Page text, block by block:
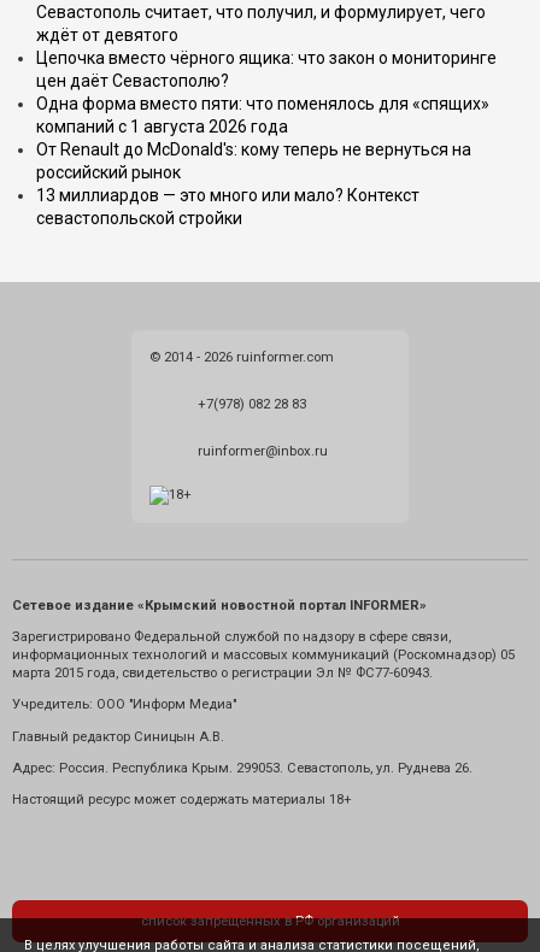
Севастополь считает, что получил, и формулирует, чего
ждёт от девятого
Цепочка вместо чёрного ящика: что закон о мониторинге
цен даёт Севастополю?
Одна форма вместо пяти: что поменялось для «спящих»
компаний с 1 августа 2026 года
От Renault до McDonald's: кому теперь не вернуться на
российский рынок
13 миллиардов — это много или мало? Контекст
севастопольской стройки
© 2014 - 2026 ruinformer.com
+7(978) 082 28 83
ruinformer@inbox.ru
Сетевое издание «Крымский новостной портал INFORMER»
Зарегистрировано Федеральной службой по надзору в сфере связи,
информационных технологий и массовых коммуникаций (Роскомнадзор) 05
марта 2015 года, свидетельство о регистрации Эл № ФС77-60943.
Учредитель: ООО "Информ Медиа"
Главный редактор Синицын А.В.
Адрес: Россия. Республика Крым. 299053. Севастополь, ул. Руднева 26.
Настоящий ресурс может содержать материалы 18+
список запрещенных в РФ организаций
В целях улучшения работы сайта и анализа статистики посещений,